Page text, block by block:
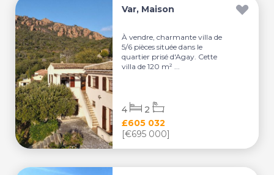
Var, Maison
À vendre, charmante villa de
5/6 pièces située dans le
quartier prisé d'Agay. Cette
villa de 120 m² ...
£605 032
[€695 000]
4 2